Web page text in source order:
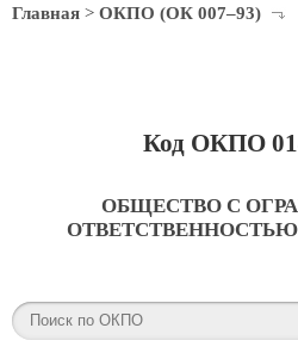
Главная > ОКПО (ОК 007–93)
Код ОКПО
ОБЩЕСТВО С